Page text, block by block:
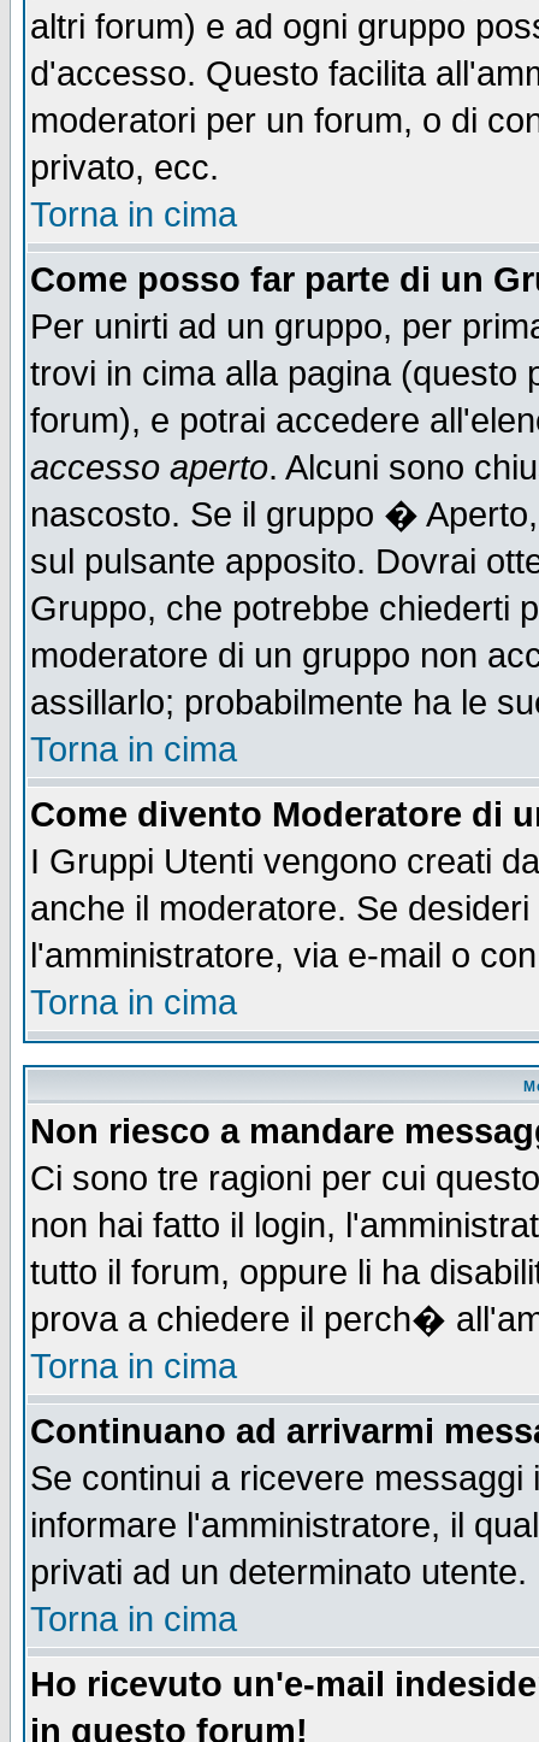
altri forum) e ad ogni gruppo
d'accesso. Questo facilita
moderatori per un forum, o di
privato, ecc.
Torna in cima
Come posso far parte di un
Per unirti ad un gruppo, per
trovi in cima alla pagina
forum), e potrai accedere
accesso aperto. Alcuni sono
nascosto. Se il gruppo �
sul pulsante apposito. Dovrai
Gruppo, che potrebbe chiederti
moderatore di un gruppo non
assillarlo; probabilmente ha le
Torna in cima
Come divento Moderatore di
I Gruppi Utenti vengono creati
anche il moderatore. Se
l'amministratore, via e-mail o
Torna in cima
Non riesco a mandare
Ci sono tre ragioni per cui
non hai fatto il login,
tutto il forum, oppure li ha
prova a chiedere il perch�
Torna in cima
Continuano ad arrivarmi
Se continui a ricevere
informare l'amministratore, il
privati ad un determinato utente.
Torna in cima
Ho ricevuto un'e-mail
in questo forum!